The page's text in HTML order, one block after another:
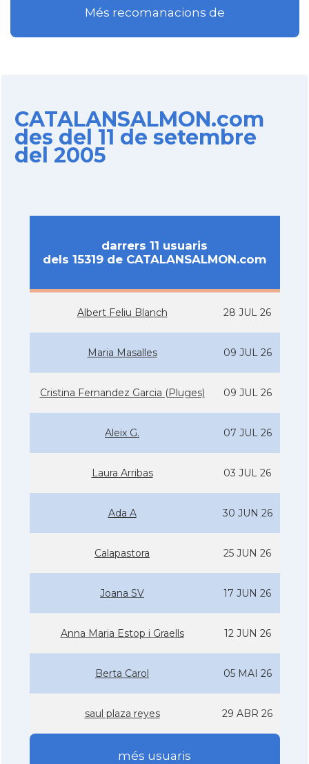
Més recomanacions de
CATALANSALMON.com
des del 11 de setembre
del 2005
darrers 11 usuaris
dels 15319 de CATALANSALMON.com
Albert Feliu Blanch 28 JUL 26
Maria Masalles 09 JUL 26
Cristina Fernandez Garcia (Pluges) 09 JUL 26
Aleix G. 07 JUL 26
Laura Arribas 03 JUL 26
Ada A 30 JUN 26
Calapastora 25 JUN 26
Joana SV 17 JUN 26
Anna Maria Estop i Graells 12 JUN 26
Berta Carol 05 MAI 26
saul plaza reyes 29 ABR 26
més usuaris